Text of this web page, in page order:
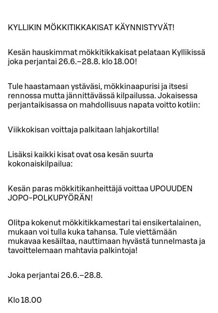
KYLLIKIN MÖKKITIKKAKISAT KÄYNNISTYVÄT!
Kesän hauskimmat mökkitikkakisat pelataan Kyllikissä
joka perjantai 26.6.–28.8. klo 18.00!
Tule haastamaan ystäväsi, mökkinaapurisi ja itsesi
rennossa mutta jännittävässä kilpailussa. Jokaisessa
perjantaikisassa on mahdollisuus napata voitto kotiin:
Viikkokisan voittaja palkitaan lahjakortilla!
Lisäksi kaikki kisat ovat osa kesän suurta
kokonaiskilpailua:
Kesän paras mökkitikanheittäjä voittaa UPOUUDEN
JOPO-POLKUPYÖRÄN!
Olitpa kokenut mökkitikkamestari tai ensikertalainen,
mukaan voi tulla kuka tahansa. Tule viettämään
mukavaa kesäiltaa, nauttimaan hyvästä tunnelmasta ja
tavoittelemaan mahtavia palkintoja!
Joka perjantai 26.6.–28.8.
Klo 18.00